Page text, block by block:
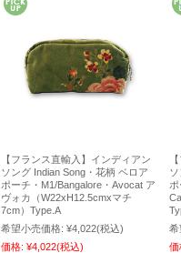
【フランス直輸入】インディアン
ソング Indian Song・花柄 ベロア
ポーチ・M1/Bangalore・Avocat ア
ヴォカ（W22xH12.5cmxマチ
7cm）Type.A
希望小売価格: ¥4,022(税込)
価格: ¥4,022(税込)
希
価